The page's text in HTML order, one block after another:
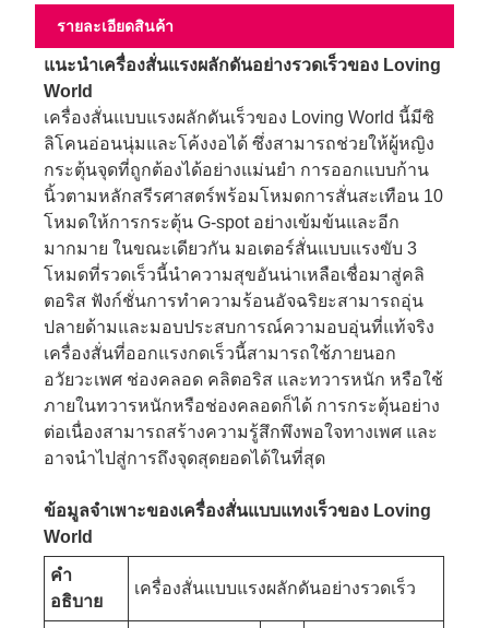
รายละเอียดสินค้า
แนะนำเครื่องสั่นแรงผลักดันอย่างรวดเร็วของ Loving
World
เครื่องสั่นแบบแรงผลักดันเร็วของ Loving World นี้มีซิ
ลิโคนอ่อนนุ่มและโค้งงอได้ ซึ่งสามารถช่วยให้ผู้หญิง
กระตุ้นจุดที่ถูกต้องได้อย่างแม่นยำ การออกแบบก้าน
นิ้วตามหลักสรีรศาสตร์พร้อมโหมดการสั่นสะเทือน 10
โหมดให้การกระตุ้น G-spot อย่างเข้มข้นและอีก
มากมาย ในขณะเดียวกัน มอเตอร์สั่นแบบแรงขับ 3
โหมดที่รวดเร็วนี้นำความสุขอันน่าเหลือเชื่อมาสู่คลิ
ตอริส ฟังก์ชั่นการทำความร้อนอัจฉริยะสามารถอุ่น
ปลายด้ามและมอบประสบการณ์ความอบอุ่นที่แท้จริง
เครื่องสั่นที่ออกแรงกดเร็วนี้สามารถใช้ภายนอก
อวัยวะเพศ ช่องคลอด คลิตอริส และทวารหนัก หรือใช้
ภายในทวารหนักหรือช่องคลอดก็ได้ การกระตุ้นอย่าง
ต่อเนื่องสามารถสร้างความรู้สึกพึงพอใจทางเพศ และ
อาจนำไปสู่การถึงจุดสุดยอดได้ในที่สุด
ข้อมูลจำเพาะของเครื่องสั่นแบบแทงเร็วของ Loving
World
คำ
อธิบาย
เครื่องสั่นแบบแรงผลักดันอย่างรวดเร็ว